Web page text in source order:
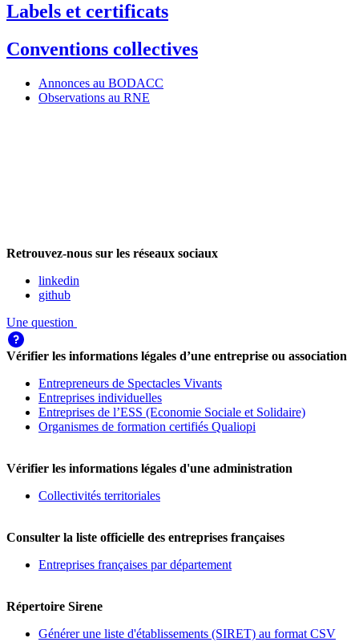
Labels et certificats
Conventions collectives
Annonces au BODACC
Observations au RNE
Retrouvez-nous sur les réseaux sociaux
linkedin
github
Une question
Vérifier les informations légales d’une entreprise ou association
Entrepreneurs de Spectacles Vivants
Entreprises individuelles
Entreprises de l’ESS (Economie Sociale et Solidaire)
Organismes de formation certifiés Qualiopi
Vérifier les informations légales d'une administration
Collectivités territoriales
Consulter la liste officielle des entreprises françaises
Entreprises françaises par département
Répertoire Sirene
Générer une liste d'établissements (SIRET) au format CSV